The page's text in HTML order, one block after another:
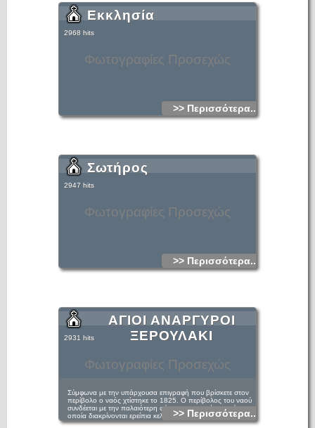
Φωτογραφίες Προσεχώς
Εκκλησία
2968 hits
>> Περισσότερα...
Φωτογραφίες Προσεχώς
Σωτήρος
2947 hits
>> Περισσότερα...
Φωτογραφίες Προσεχώς
ΑΓΙΟΙ ΑΝΑΡΓΥΡΟΙ
ΞΕΡΟΥΛΑΚΙ
2931 hits
Σύμφωνα με την υπάρχουσα επιγραφή που βρίσκετε στον
περίβολο ο ναός χτίστηκε το 1825. Ο περίβολος του ναού
συνδέεται με την παλαιότερη φάση του μνημείου, από την
οποία διακρίνονται ερείπια κελιών, το παλαιό καθολικό
νοτιότερα του σημερινού, την δυτική πλευρά του θόλου με
>> Περισσότερα...